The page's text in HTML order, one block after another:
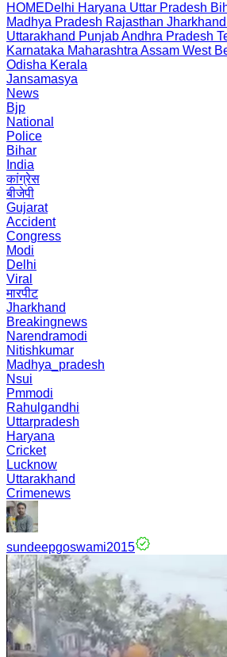
HOMEDelhi Haryana Uttar Pradesh
Madhya Pradesh Rajasthan Jharkhand
Uttarakhand PunjabAndhra Pradesh
Karnataka Maharashtra Assam West
Odisha Kerala
Jansamasya
News
Bjp
National
Police
Bihar
India
कांग्रेस
बीजेपी
Gujarat
Accident
Congress
Modi
Delhi
Viral
मारपीट
Jharkhand
Breakingnews
Narendramodi
Nitishkumar
Madhya_pradesh
Nsui
Pmmodi
Rahulgandhi
Uttarpradesh
Haryana
Cricket
Lucknow
Uttarakhand
Crimenews
sundeepgoswami2015